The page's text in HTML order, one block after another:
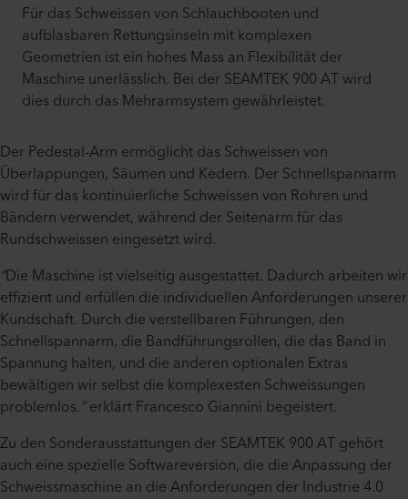
Für das Schweissen von Schlauchbooten und
aufblasbaren Rettungsinseln mit komplexen
Geometrien ist ein hohes Mass an Flexibilität der
Maschine unerlässlich. Bei der SEAMTEK 900 AT wird
dies durch das Mehrarmsystem gewährleistet.
Der Pedestal-Arm ermöglicht das Schweissen von
Überlappungen, Säumen und Kedern. Der Schnellspannarm
wird für das kontinuierliche Schweissen von Rohren und
Bändern verwendet, während der Seitenarm für das
Rundschweissen eingesetzt wird.
“Die Maschine ist vielseitig ausgestattet. Dadurch arbeiten wir
effizient und erfüllen die individuellen Anforderungen unserer
Kundschaft. Durch die verstellbaren Führungen, den
Schnellspannarm, die Bandführungsrollen, die das Band in
Spannung halten, und die anderen optionalen Extras
bewältigen wir selbst die komplexesten Schweissungen
problemlos.”erklärt Francesco Giannini begeistert.
Zu den Sonderausstattungen der SEAMTEK 900 AT gehört
auch eine spezielle Softwareversion, die die Anpassung der
Schweissmaschine an die Anforderungen der Industrie 4.0